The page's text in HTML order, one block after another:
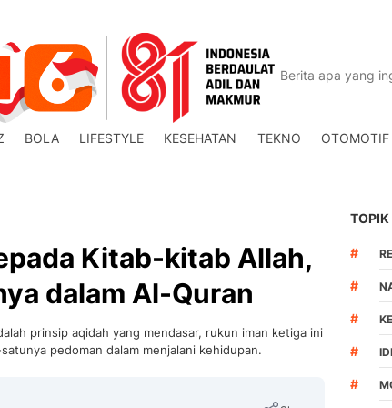
BOLA LIFESTYLE KESEHATAN TEKNO OTOMOTIF
Kitab-kitab Allah,
dalam Al-Quran
prinsip aqidah yang mendasar, rukun iman ketiga ini
pedoman dalam menjalani kehidupan.
TOPIK
#
#
#
#
#